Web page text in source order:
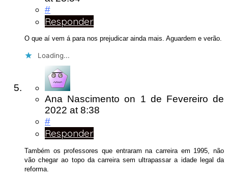
#
Responder
O que aí vem á para nos prejudicar ainda mais. Aguardem e verão.
Loading...
Ana Nascimento on 1 de Fevereiro de
2022 at 8:38
#
Responder
Também os professores que entraram na carreira em 1995, não
vão chegar ao topo da carreira sem ultrapassar a idade legal da
reforma.